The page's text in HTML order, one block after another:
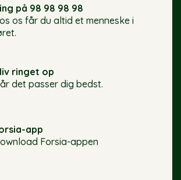
på 98 98 98 98
os får du altid et menneske i
ringet op
det passer dig bedst.
app
Forsia-appen